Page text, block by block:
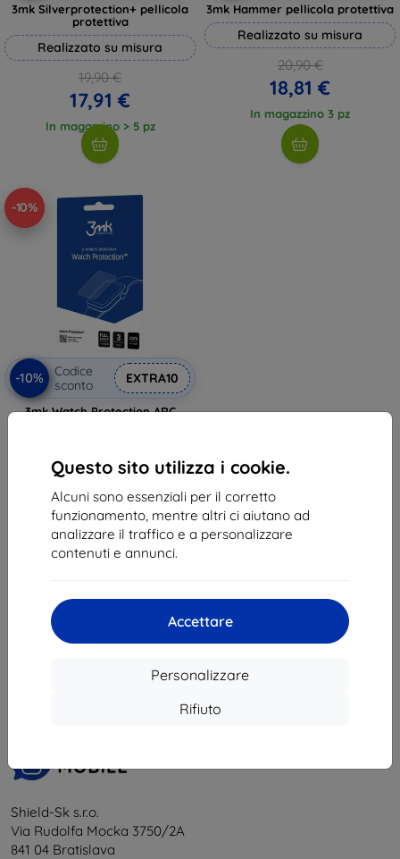
Questo sito utilizza i cookie.
Alcuni sono essenziali per il corretto
funzionamento, mentre altri ci aiutano ad
analizzare il traffico e a personalizzare
contenuti e annunci.
Accettare
Personalizzare
Rifiuto
3mk Silverprotection+ pellicola
protettiva
Realizzato su misura
19,90 €
17,91 €
In magazzino > 5 pz
3mk Hammer pellicola protettiva
Realizzato su misura
20,90 €
18,81 €
In magazzino 3 pz
-10%
-10%
Codice
sconto
EXTRA10
3mk Watch Protection ARC
10,71 €
In magazzino > 5 pz
del totale
Shield-Sk s.r.o.
Via Rudolfa Mocka 3750/2A
841 04 Bratislava